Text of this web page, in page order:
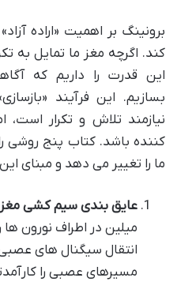
برونینگ بر اهمیت «اراده
کند. اگرچه مغز ما تمایل به
این قدرت را داریم که
بسازیم. این فرآیند
نیازمند تلاش و تکرار است،
کننده باشد. کتاب پنج روشی
ما را تغییر می دهد و مبنای
عایق بندی سیم کشی
میلین در اطراف نورون
انتقال سیگنال های
مسیرهای عصبی را